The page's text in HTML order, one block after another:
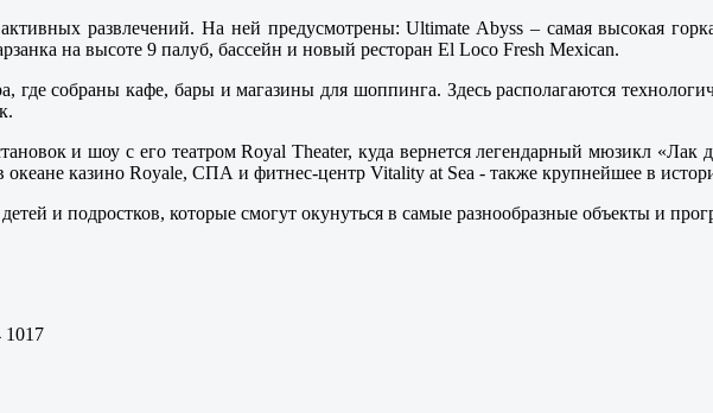
развлечений. На ней предусмотрены: Ultimate Abyss – самая высокая
на высоте 9 палуб, бассейн и новый ресторан El Loco Fresh Mexican.
где собраны кафе, бары и магазины для шоппинга. Здесь располагаются
и шоу с его театром Royal Theater, куда вернется легендарный мюзикл
океане казино Royale, СПА и фитнес-центр Vitality at Sea - также крупнейшее в
и подростков, которые смогут окунуться в самые разнообразные объекты и